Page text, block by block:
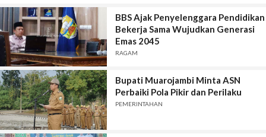
BBS Ajak Penyelenggara Pendidikan
Bekerja Sama Wujudkan Generasi
Emas 2045
RAGAM
Bupati Muarojambi Minta ASN
Perbaiki Pola Pikir dan Perilaku
PEMERINTAHAN